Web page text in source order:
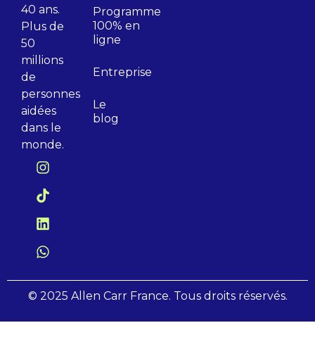
40 ans.
Plus de
50
millions
de
personnes
aidées
dans le
monde.
Programme
100% en
ligne
Entreprise
Le
blog
© 2025 Allen Carr France. Tous droits réservés.